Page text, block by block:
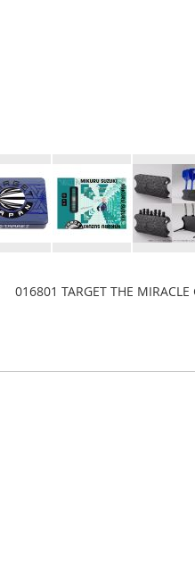
016801 TARGET THE